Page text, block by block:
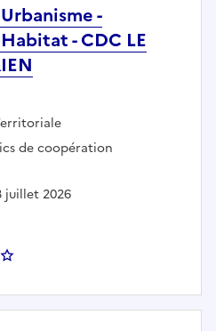
-
- CDC LE
de coopération
juillet 2026
: Chef de projets Urbanisme -